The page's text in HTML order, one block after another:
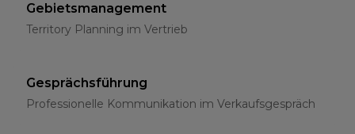
Gebietsmanagement
Territory Planning im Vertrieb
Gesprächsführung
Professionelle Kommunikation im Verkaufsgespräch